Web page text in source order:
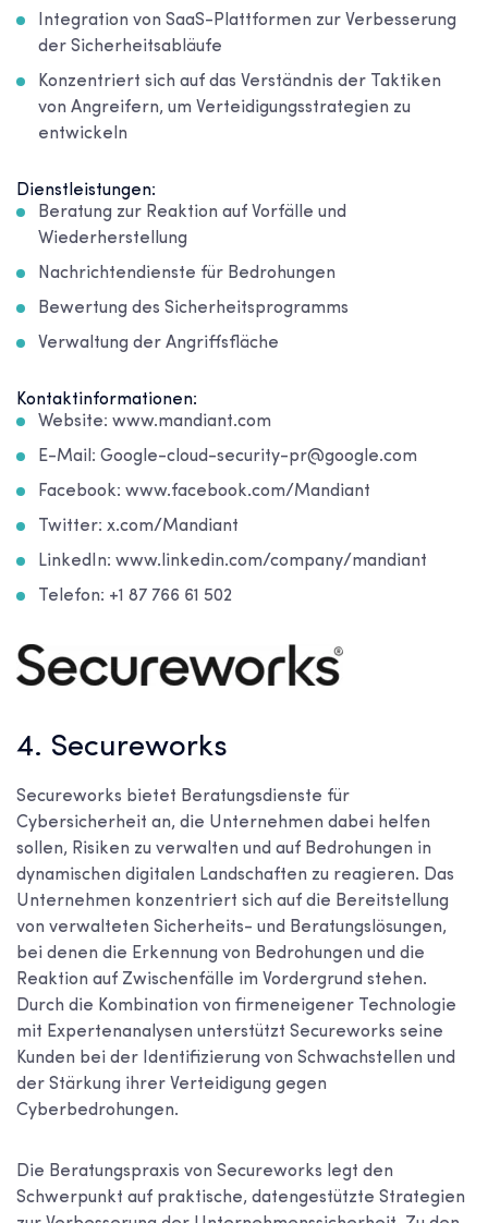
Integration von SaaS-Plattformen zur Verbesserung
der Sicherheitsabläufe
Konzentriert sich auf das Verständnis der Taktiken
von Angreifern, um Verteidigungsstrategien zu
entwickeln
Dienstleistungen:
Beratung zur Reaktion auf Vorfälle und
Wiederherstellung
Nachrichtendienste für Bedrohungen
Bewertung des Sicherheitsprogramms
Verwaltung der Angriffsfläche
Kontaktinformationen:
Website: www.mandiant.com
E-Mail: Google-cloud-security-pr@google.com
Facebook: www.facebook.com/Mandiant
Twitter: x.com/Mandiant
LinkedIn: www.linkedin.com/company/mandiant
Telefon: +1 87 766 61 502
4. Secureworks
Secureworks bietet Beratungsdienste für
Cybersicherheit an, die Unternehmen dabei helfen
sollen, Risiken zu verwalten und auf Bedrohungen in
dynamischen digitalen Landschaften zu reagieren. Das
Unternehmen konzentriert sich auf die Bereitstellung
von verwalteten Sicherheits- und Beratungslösungen,
bei denen die Erkennung von Bedrohungen und die
Reaktion auf Zwischenfälle im Vordergrund stehen.
Durch die Kombination von firmeneigener Technologie
mit Expertenanalysen unterstützt Secureworks seine
Kunden bei der Identifizierung von Schwachstellen und
der Stärkung ihrer Verteidigung gegen
Cyberbedrohungen.
Die Beratungspraxis von Secureworks legt den
Schwerpunkt auf praktische, datengestützte Strategien